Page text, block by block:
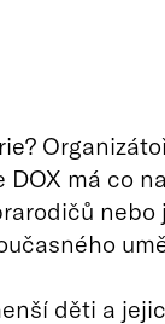
DOX má co
děti a